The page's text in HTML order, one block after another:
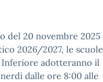
del 20 novembre 2025
2026/2027, le scuole
Inferiore adotteranno il
dalle ore 8:00 alle